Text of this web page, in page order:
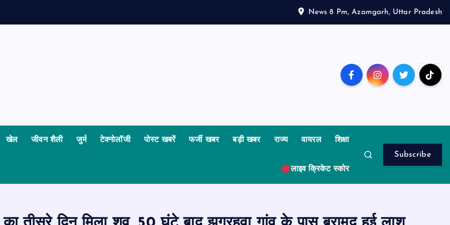
News 8 Pm, Azamgarh, Uttar Pradesh
खेल जीवन शैली जुर्म टेक्नोलॉजी पोस्ट खबरें फर्जी खबर बड़ी खबर राज्य वायरल शिक्षा
लाइव क्रिकेट स्कोर
Subscribe